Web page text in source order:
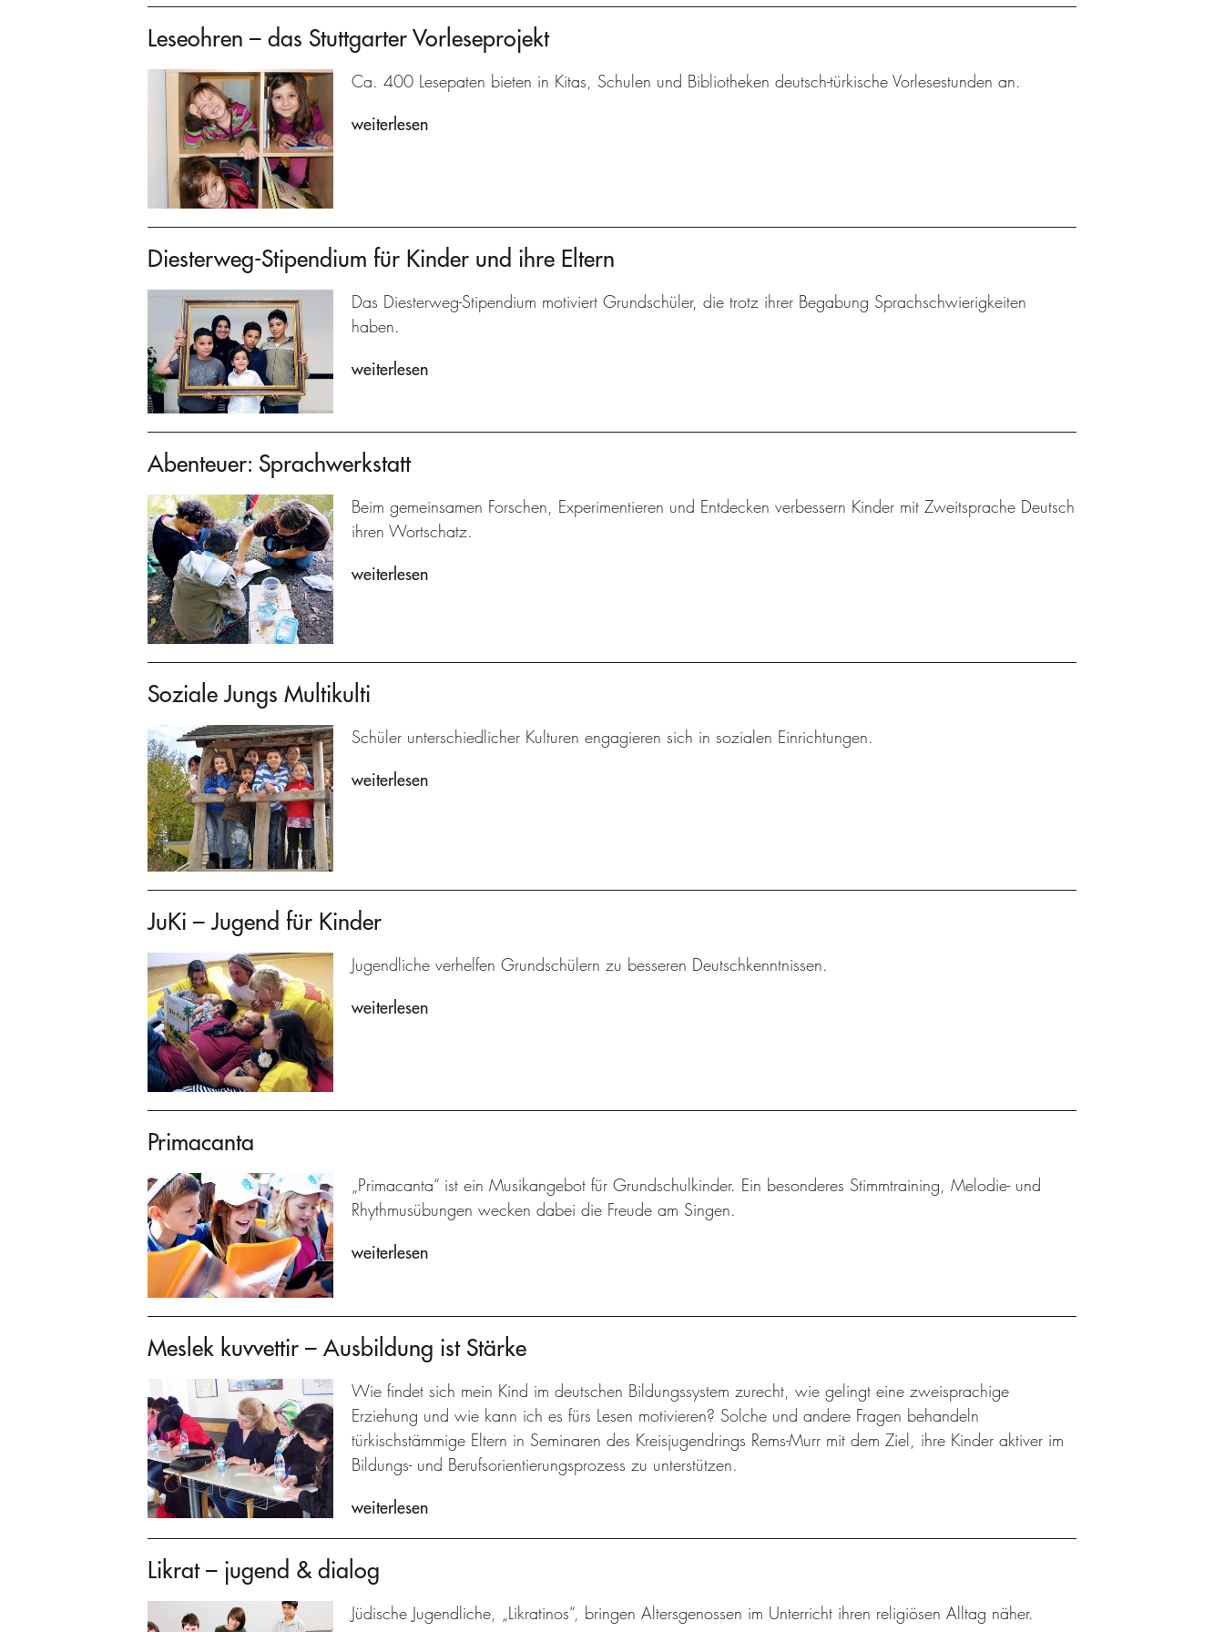
Leseohren – das Stuttgarter Vorleseprojekt
Ca. 400 Lesepaten bieten in Kitas, Schulen und Bibliotheken deutsch-türkische Vorlesestunden an.
weiterlesen
Diesterweg-Stipendium für Kinder und ihre Eltern
Das Diesterweg-Stipendium motiviert Grundschüler, die trotz ihrer Begabung Sprachschwierigkeiten
haben.
weiterlesen
Abenteuer: Sprachwerkstatt
Beim gemeinsamen Forschen, Experimentieren und Entdecken verbessern Kinder mit Zweitsprache Deutsch
ihren Wortschatz.
weiterlesen
Soziale Jungs Multikulti
Schüler unterschiedlicher Kulturen engagieren sich in sozialen Einrichtungen.
weiterlesen
JuKi – Jugend für Kinder
Jugendliche verhelfen Grundschülern zu besseren Deutschkenntnissen.
weiterlesen
Primacanta
„Primacanta“ ist ein Musikangebot für Grundschulkinder. Ein besonderes Stimmtraining, Melodie- und
Rhythmusübungen wecken dabei die Freude am Singen.
weiterlesen
Meslek kuvvettir – Ausbildung ist Stärke
Wie findet sich mein Kind im deutschen Bildungssystem zurecht, wie gelingt eine zweisprachige
Erziehung und wie kann ich es fürs Lesen motivieren? Solche und andere Fragen behandeln
türkischstämmige Eltern in Seminaren des Kreisjugendrings Rems-Murr mit dem Ziel, ihre Kinder aktiver im
Bildungs- und Berufsorientierungsprozess zu unterstützen.
weiterlesen
Likrat – jugend & dialog
Jüdische Jugendliche, „Likratinos“, bringen Altersgenossen im Unterricht ihren religiösen Alltag näher.